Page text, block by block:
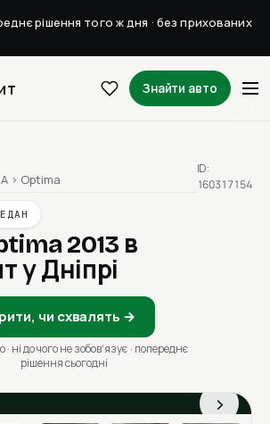
рішення того ж дня · без прихованих
Знайти авто
› Optima
2013 в
у Дніпрі
чи схвалять →
ні до чого не зобовʼязує · попереднє
рішення сьогодні
ID:
160317154
›